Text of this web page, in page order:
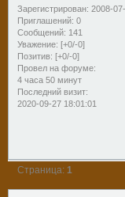
Зарегистрирован: 2008-
Приглашений: 0
Сообщений: 141
Уважение: [+0/-0]
Позитив: [+0/-0]
Провел на форуме:
4 часа 50 минут
Последний визит:
2020-09-27 18:01:01
Страница:1